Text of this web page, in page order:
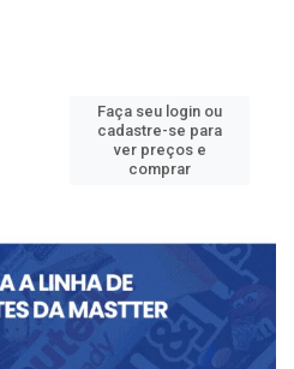
Faça seu login ou
cadastre-se para
ver preços e
comprar